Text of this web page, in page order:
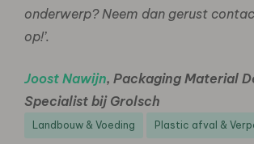
onderwerp? Neem dan gerust
op!’.
Joost Nawijn, Packaging Material
Specialist bij Grolsch
Landbouw & Voeding Plastic afval &